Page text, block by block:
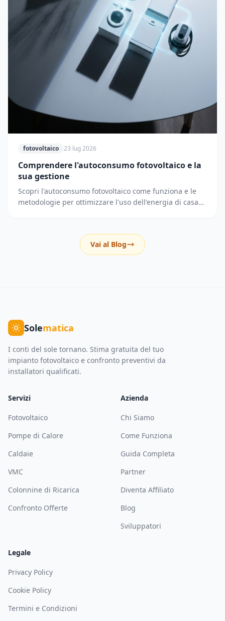
fotovoltaico 23 lug 2026
Comprendere l'autoconsumo fotovoltaico e la
sua gestione
Scopri l'autoconsumo fotovoltaico come funziona e le
metodologie per ottimizzare l'uso dell'energia di casa
Vai al Blog
Solematica
I conti del sole tornano. Stima gratuita del tuo
impianto fotovoltaico e confronto preventivi da
installatori qualificati.
Servizi
Fotovoltaico
Pompe di Calore
Caldaie
VMC
Colonnine di Ricarica
Confronto Offerte
Azienda
Chi Siamo
Come Funziona
Guida Completa
Partner
Diventa Affiliato
Blog
Sviluppatori
Legale
Privacy Policy
Cookie Policy
Termini e Condizioni